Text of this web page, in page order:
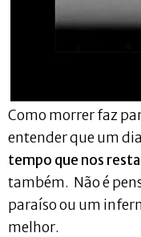
Como morrer faz
entender que um
tempo que nos resta
também. Não é
paraíso ou um
melhor.